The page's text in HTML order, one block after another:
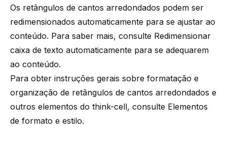
Os retângulos de cantos arredondados podem ser
redimensionados automaticamente para se ajustar ao
conteúdo. Para saber mais, consulte Redimensionar
caixa de texto automaticamente para se adequarem
ao conteúdo.
Para obter instruções gerais sobre formatação e
organização de retângulos de cantos arredondados e
outros elementos do think-cell, consulte Elementos
de formato e estilo.